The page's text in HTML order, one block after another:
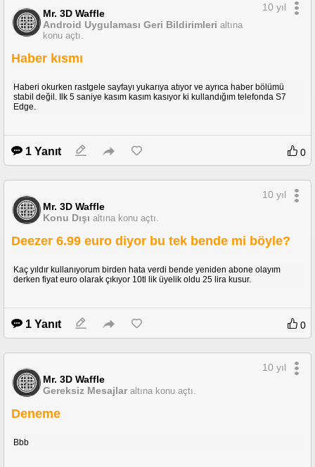
Mr. 3D Waffle
Android Uygulaması Geri Bildirimleri altına
konu açtı.
10 yıl
Haber kısmı
Haberi okurken rastgele sayfayı yukarıya atıyor ve ayrıca haber bölümü
stabil değil. Ilk 5 saniye kasım kasım kasıyor ki kullandığım telefonda S7
Edge.
1 Yanıt 0
Mr. 3D Waffle
Konu Dışı altına konu açtı.
10 yıl
Deezer 6.99 euro diyor bu tek bende mi böyle?
Kaç yıldır kullanıyorum birden hata verdi bende yeniden abone olayım
derken fiyat euro olarak çıkıyor 10tl lik üyelik oldu 25 lira kusur.
1 Yanıt 0
Mr. 3D Waffle
Gereksiz Mesajlar altına konu açtı.
10 yıl
Deneme
Bbb